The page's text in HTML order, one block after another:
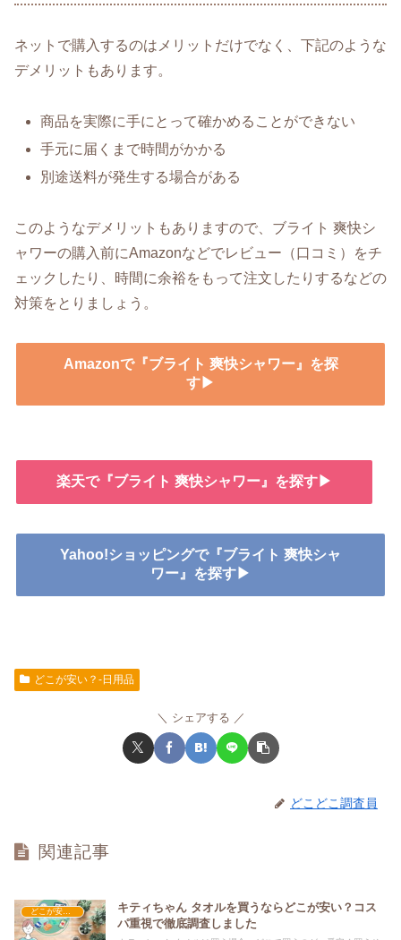
ネットで購入するのはメリットだけでなく、下記のような
デメリットもあります。
商品を実際に手にとって確かめることができない
手元に届くまで時間がかかる
別途送料が発生する場合がある
このようなデメリットもありますので、ブライト 爽快シ
ャワーの購入前にAmazonなどでレビュー（口コミ）をチ
ェックしたり、時間に余裕をもって注文したりするなどの
対策をとりましょう。
Amazonで『ブライト 爽快シャワー』を探
す▶
楽天で『ブライト 爽快シャワー』を探す▶
Yahoo!ショッピングで『ブライト 爽快シャ
ワー』を探す▶
どこが安い？-日用品
シェアする
どこどこ調査員
関連記事
どこが安い？-日用品
キティちゃん タオルを買うならどこが安い？コス
パ重視で徹底調査しました